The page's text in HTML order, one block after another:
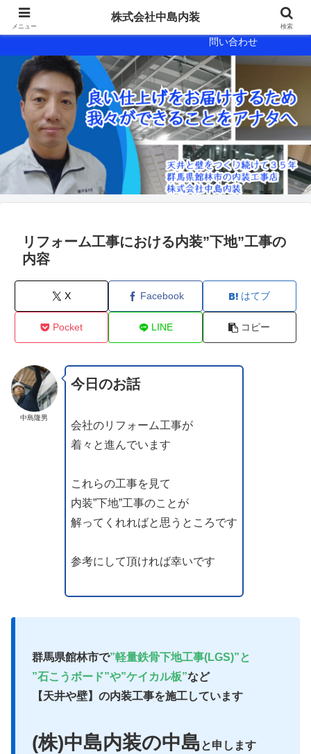
問い合わせ
リフォーム工事における内装”下地”工事の
内容
X Facebook はてブ
Pocket LINE コピー
中島隆男
今日のお話
会社のリフォーム工事が
着々と進んでいます
これらの工事を見て
内装”下地”工事のことが
解ってくれればと思うところです
参考にして頂ければ幸いです
群馬県館林市で”軽量鉄骨下地工事(LGS)”と
”石こうボード”や”ケイカル板”など
【天井や壁】の内装工事を施工しています
(株)中島内装の中島 と申します
メニュー
株式会社中島内装
検索